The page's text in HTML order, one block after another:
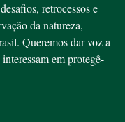
retrocessos e
da natureza,
Queremos dar voz a
em protegê-